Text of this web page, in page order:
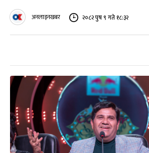
अनलाइनखबर २०८२ पुष ९ गते १८:३२